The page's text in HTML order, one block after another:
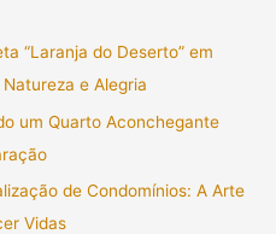
“Laranja do Deserto” em
e Alegria
um Quarto Aconchegante
de Condomínios: A Arte
Vidas